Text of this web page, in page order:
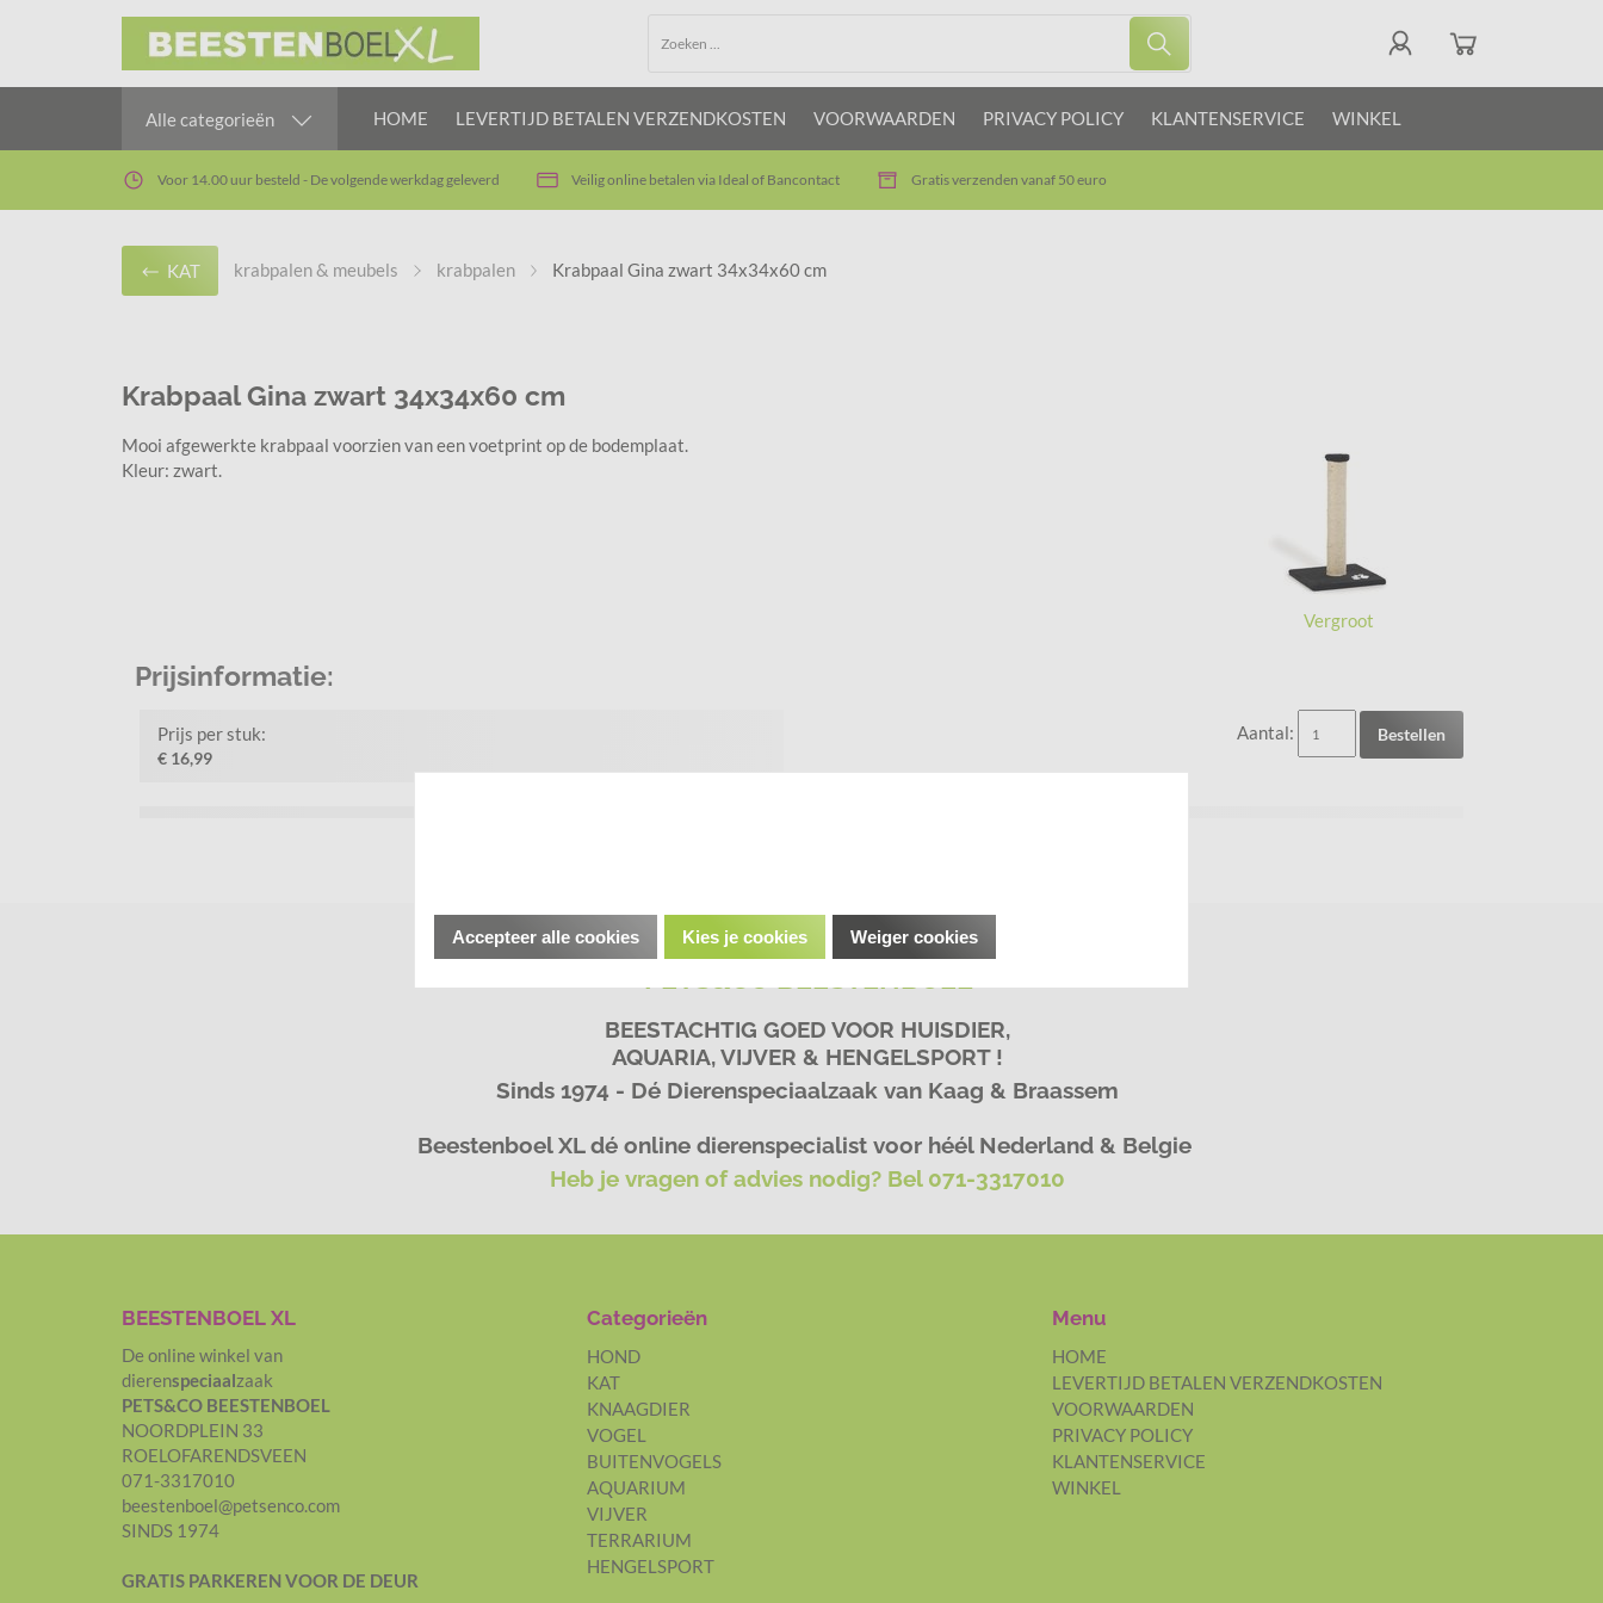
Alle categorieën HOME LEVERTIJD BETALEN VERZENDKOSTEN VOORWAARDEN PRIVACY POLICY KLANTENSERVICE WINKEL
Voor 14.00 uur besteld - De volgende werkdag geleverd Veilig online betalen via Ideal of Bancontact Gratis verzenden vanaf 50 euro
KAT krabpalen & meubels krabpalen Krabpaal Gina zwart 34x34x60 cm
Krabpaal Gina zwart 34x34x60 cm
Vergroot
Mooi afgewerkte krabpaal voorzien van een voetprint op de bodemplaat.
Kleur: zwart.
Prijsinformatie:
Prijs per stuk:
€ 16,99
Aantal: Bestellen
PETS&CO BEESTENBOEL
BEESTACHTIG GOED VOOR HUISDIER,
AQUARIA, VIJVER & HENGELSPORT !
Sinds 1974 - Dé Dierenspeciaalzaak van Kaag & Braassem
Beestenboel XL dé online dierenspecialist voor héél Nederland & Belgie
Heb je vragen of advies nodig? Bel 071-3317010
Categorieën
HOND
KAT
KNAAGDIER
VOGEL
BUITENVOGELS
AQUARIUM
VIJVER
TERRARIUM
HENGELSPORT
Menu
HOME
LEVERTIJD BETALEN VERZENDKOSTEN
VOORWAARDEN
PRIVACY POLICY
KLANTENSERVICE
WINKEL
BEESTENBOEL XL
De online winkel van
dierenspeciaalzaak
PETS&CO BEESTENBOEL
NOORDPLEIN 33
ROELOFARENDSVEEN
071-3317010
beestenboel@petsenco.com
SINDS 1974
GRATIS PARKEREN VOOR DE DEUR
Accepteer alle cookies Kies je cookies Weiger cookies